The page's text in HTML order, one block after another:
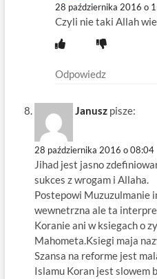
28 października 2016 o
Czyli nie taki Allah
Odpowiedz
Janusz pisze:
28 października 2016 o 08:04
Jihad jest jasno
sukces z wrogam i Allaha.
Postepowi Muzuzulmanie
wewnetrzna ale ta
Koranie ani w ksiegach o
Mahometa.Ksiegi maja
Szansa na reforme jest
Islamu Koran jest slowem